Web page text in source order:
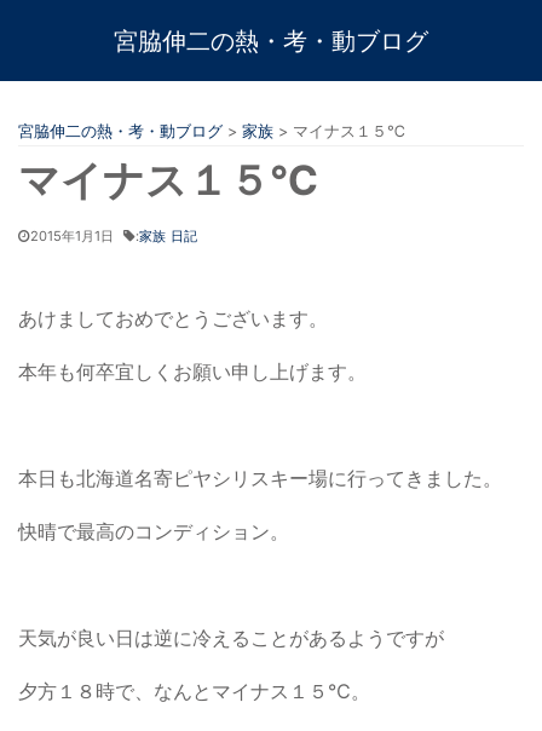
宮脇伸二の熱・考・動ブログ
宮脇伸二の熱・考・動ブログ > 家族 > マイナス１５℃
マイナス１５℃
2015年1月1日 :家族 日記
あけましておめでとうございます。
本年も何卒宜しくお願い申し上げます。
本日も北海道名寄ピヤシリスキー場に行ってきました。
快晴で最高のコンディション。
天気が良い日は逆に冷えることがあるようですが
夕方１８時で、なんとマイナス１５℃。